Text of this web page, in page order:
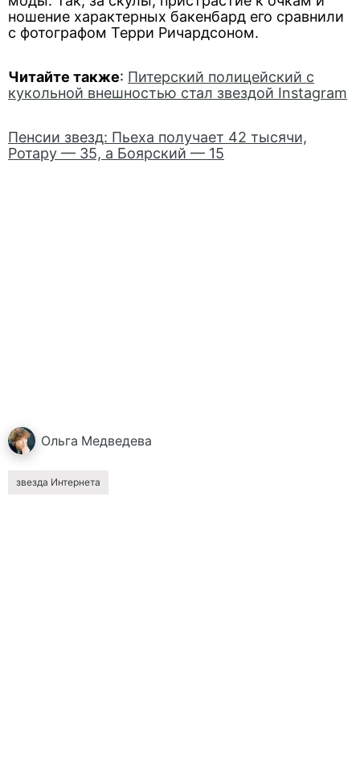
ношение характерных бакенбард его сравнили
с фотографом Терри Ричардсоном.
Читайте также: Питерский полицейский с
кукольной внешностью стал звездой Instagram
Пенсии звезд: Пьеха получает 42 тысячи,
Ротару — 35, а Боярский — 15
Ольга Медведева
звезда Интернета